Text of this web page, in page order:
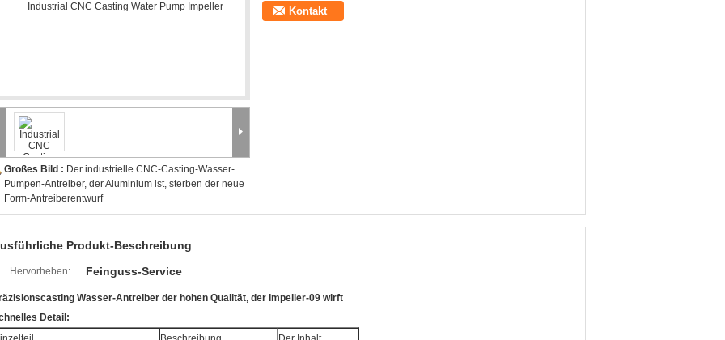
Großes Bild : Der industrielle CNC-Casting-Wasser-
Pumpen-Antreiber, der Aluminium ist, sterben der neue
Form-Antreiberentwurf
Kontakt
Produkt-Beschreibung
Hervorheben: Feinguss-Service
Wasser-Antreiber der hohen Qualität, der Impeller-09 wirft
Detail: